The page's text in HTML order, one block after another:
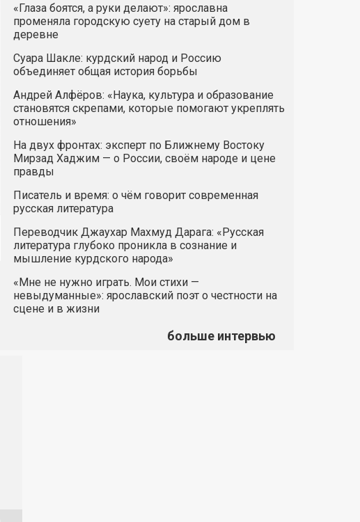
«Глаза боятся, а руки делают»: ярославна
променяла городскую суету на старый дом в
деревне
Суара Шакле: курдский народ и Россию
объединяет общая история борьбы
Андрей Алфёров: «Наука, культура и образование
становятся скрепами, которые помогают укреплять
отношения»
На двух фронтах: эксперт по Ближнему Востоку
Мирзад Хаджим — о России, своём народе и цене
правды
Писатель и время: о чём говорит современная
русская литература
Переводчик Джаухар Махмуд Дарага: «Русская
литература глубоко проникла в сознание и
мышление курдского народа»
«Мне не нужно играть. Мои стихи —
невыдуманные»: ярославский поэт о честности на
сцене и в жизни
больше интервью